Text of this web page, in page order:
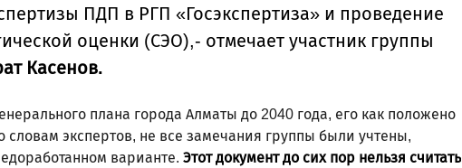
ПДП в РГП «Госэкспертиза» и проведение
оценки (СЭО),- отмечает участник группы
Касенов.
плана города Алматы до 2040 года, его как положено
словам экспертов, не все замечания группы были учтены,
варианте. Этот документ до сих пор нельзя считать